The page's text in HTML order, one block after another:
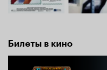
Билеты в кино